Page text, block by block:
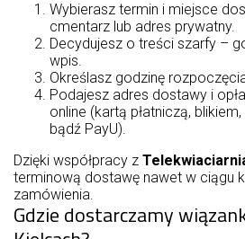
Wybierasz termin i miejsce
cmentarz lub adres prywatny.
Decydujesz o treści szarfy –
wpis.
Określasz godzinę
Podajesz adres dostawy i
online (kartą płatniczą,
bądź PayU).
Dzięki współpracy z
terminową dostawę nawet w ciągu
zamówienia.
Gdzie dostarczamy